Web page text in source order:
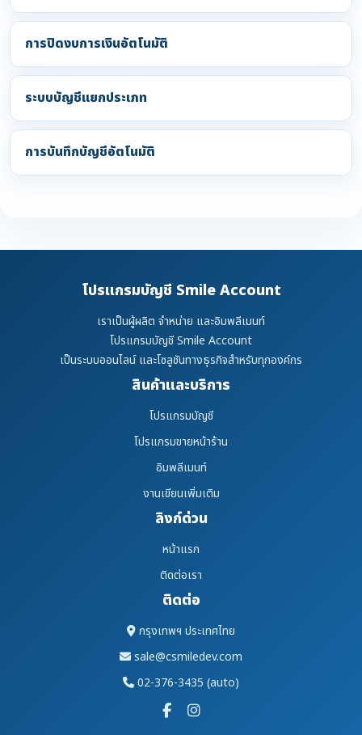
การปิดงบการเงินอัตโนมัติ
ระบบบัญชีแยกประเภท
การบันทึกบัญชีอัตโนมัติ
โปรแกรมบัญชี Smile Account
เราเป็นผู้ผลิต จำหน่าย และอิมพลีเมนท์
โปรแกรมบัญชี Smile Account
เป็นระบบออนไลน์ และโซลูชันทางธุรกิจสำหรับทุกองค์กร
สินค้าและบริการ
โปรแกรมบัญชี
โปรแกรมขายหน้าร้าน
อิมพลีเมนท์
งานเขียนเพิ่มเติม
ลิงก์ด่วน
หน้าแรก
ติดต่อเรา
ติดต่อ
กรุงเทพฯ ประเทศไทย
sale@csmiledev.com
02-376-3435 (auto)